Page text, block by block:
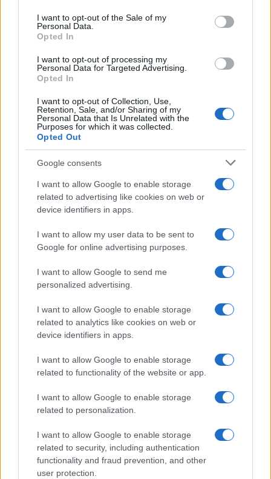
consent section.
I want to opt-out of the Sale of my
Personal Data.
Opted In
I want to opt-out of processing my
Personal Data for Targeted Advertising.
Opted In
I want to opt-out of Collection, Use,
Retention, Sale, and/or Sharing of my
Personal Data that Is Unrelated with the
Purposes for which it was collected.
Opted Out
Google consents
I want to allow Google to enable storage
related to advertising like cookies on web or
device identifiers in apps.
I want to allow my user data to be sent to
Google for online advertising purposes.
I want to allow Google to send me
personalized advertising.
I want to allow Google to enable storage
related to analytics like cookies on web or
device identifiers in apps.
I want to allow Google to enable storage
related to functionality of the website or app.
I want to allow Google to enable storage
related to personalization.
I want to allow Google to enable storage
related to security, including authentication
functionality and fraud prevention, and other
user protection.
NECROLOGIE
Mario Malu
Paolo Pinna
Martina Agostina Diturco
I nostri cari
I nostri cari
I nostri cari
Giovannimaria Cabras